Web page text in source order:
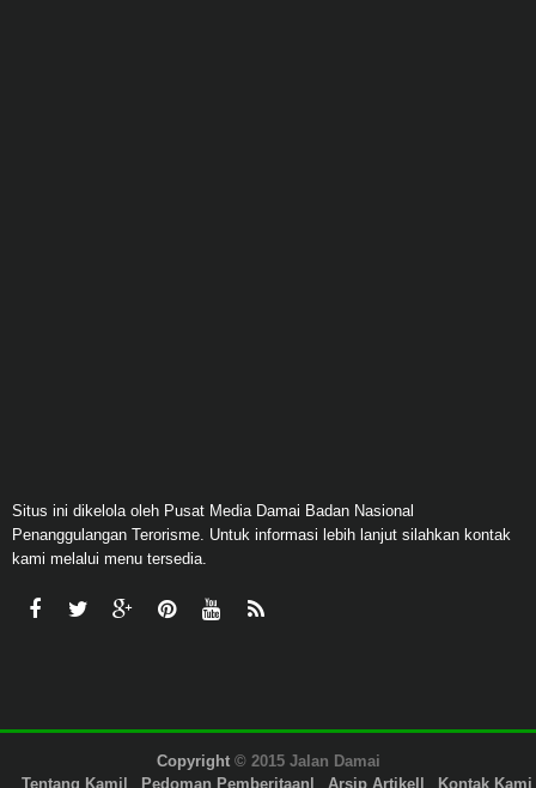
Situs ini dikelola oleh Pusat Media Damai Badan Nasional
Penanggulangan Terorisme. Untuk informasi lebih lanjut silahkan kontak
kami melalui menu tersedia.
Copyright© 2015 Jalan Damai
Tentang Kami
Pedoman Pemberitaan Arsip Artikel Kontak Kami